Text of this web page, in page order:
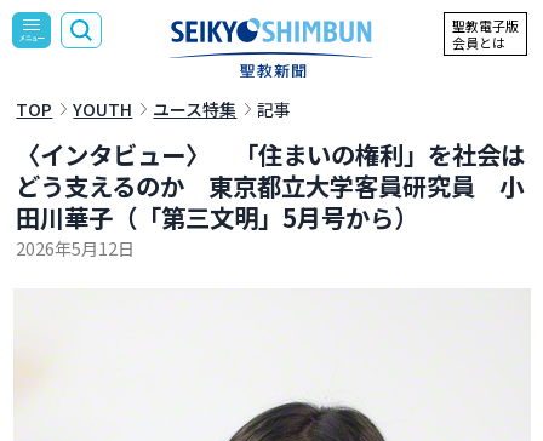
聖教電子版
会員とは
TOP YOUTH ユース特集 記事
〈インタビュー〉 「住まいの権利」を社会は
どう支えるのか 東京都立大学客員研究員 小
田川華子（「第三文明」5月号から）
2026年5月12日